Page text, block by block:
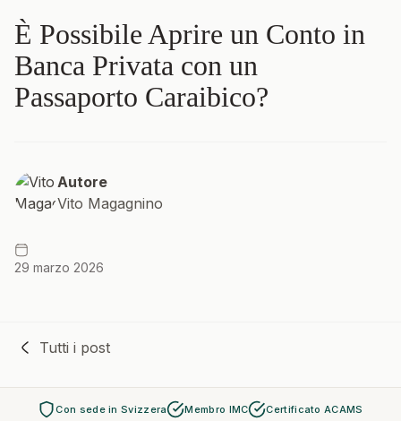
È Possibile Aprire un Conto in
Banca Privata con un
Passaporto Caraibico?
Autore
Vito Magagnino
29 marzo 2026
Tutti i post
Con sede in Svizzera Membro IMC
Certificato ACAMS